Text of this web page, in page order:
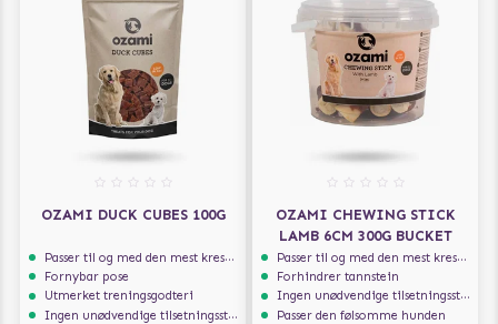
OZAMI DUCK CUBES 100G
Passer til og med den mest kresne hunden
Fornybar pose
Utmerket treningsgodteri
Ingen unødvendige tilsetningsstoffer
OZAMI CHEWING STICK
LAMB 6CM 300G BUCKET
Passer til og med den mest kresne hunden
Forhindrer tannstein
Ingen unødvendige tilsetningsstoffer
Passer den følsomme hunden